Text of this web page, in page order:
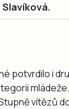
potvrdilo i
vítězů